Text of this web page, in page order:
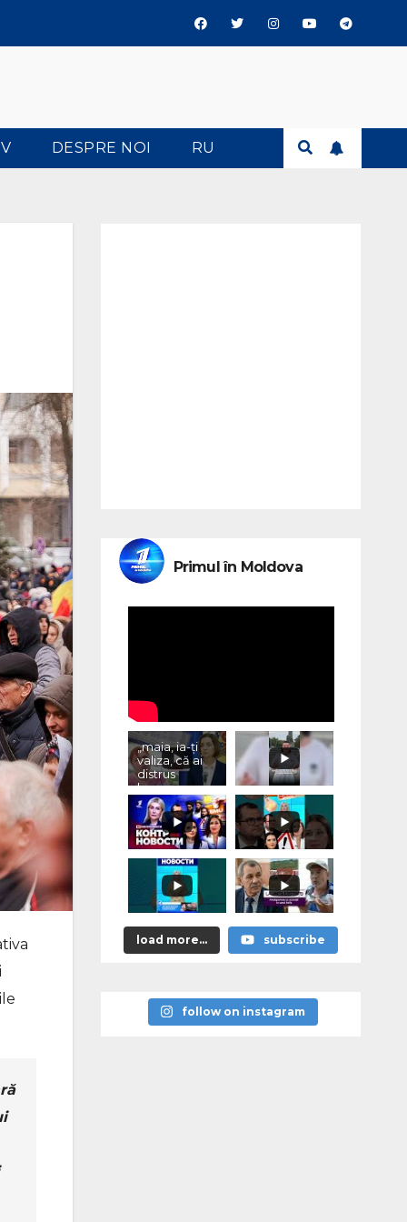
DESPRE NOI RU
Primul în Moldova
„maia, ia-ți
valiza, că ai
distrus
lumea, cu
«vremurile
astea bune”
load more... subscribe
follow on instagram